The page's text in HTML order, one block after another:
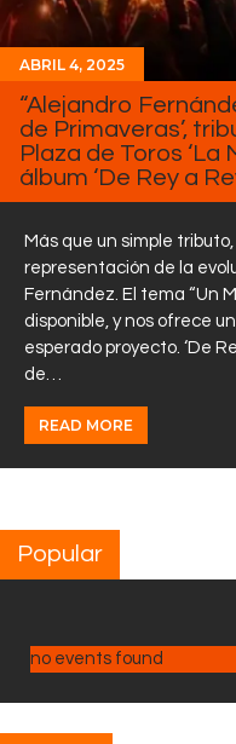
Equipo
Sobre
Contactos
ABRIL 4, 2025
“Alejandro
de Primaveras’,
Plaza de Toros ‘La
álbum ‘De Rey a
Más que un simple
representación de la
Fernández. El tema “Un
disponible, y nos ofrece
esperado proyecto. ‘De
de…
READ MORE
Popular
no events found